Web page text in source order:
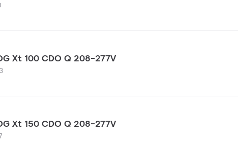
Xt 100 CDO Q 208-277V
Xt 150 CDO Q 208-277V